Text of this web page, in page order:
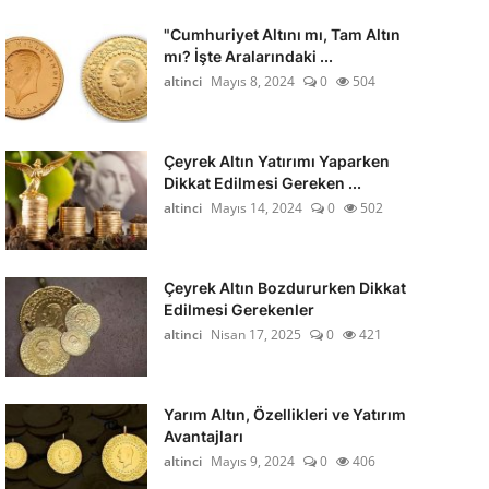
"Cumhuriyet Altını mı, Tam Altın
mı? İşte Aralarındaki ...
altinci Mayıs 8, 2024 0 504
Çeyrek Altın Yatırımı Yaparken
Dikkat Edilmesi Gereken ...
altinci Mayıs 14, 2024 0 502
Çeyrek Altın Bozdururken Dikkat
Edilmesi Gerekenler
altinci Nisan 17, 2025 0 421
Yarım Altın, Özellikleri ve Yatırım
Avantajları
altinci Mayıs 9, 2024 0 406